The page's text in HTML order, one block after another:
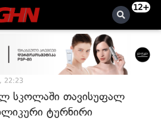
12+
22:23
სკოლაში თავისუფალ
ტურნირი